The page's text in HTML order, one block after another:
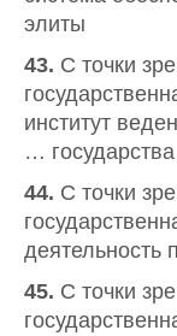
элиты
43. С точки
институт
… государства
44. С точки
45. С точки